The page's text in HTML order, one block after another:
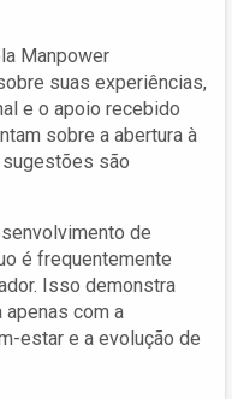
Manpower
suas experiências,
e o apoio recebido
sobre a abertura à
são
de
é frequentemente
Isso demonstra
apenas com a
estar e a evolução de